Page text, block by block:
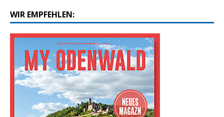
WIR EMPFEHLEN: